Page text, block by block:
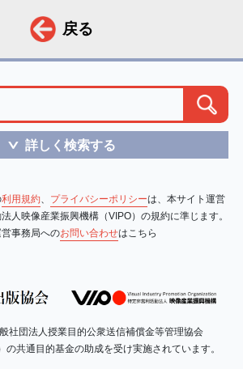
戻る
＞ 詳しく検索する
利用規約、 プライバシーポリシーは、本サイト運営
人映像産業振興機構（VIPO）の規約に準じます。
営事務局へのお問い合わせはこちら
社団法人授業目的公衆送信補償金等管理協会
の共通目的基金の助成を受け実施されています。